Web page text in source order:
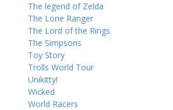
The legend of Zelda
The Lone Ranger
The Lord of the Rings
The Simpsons
Toy Story
Trolls World Tour
Unikitty!
Wicked
World Racers